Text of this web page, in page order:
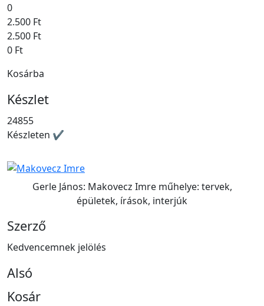
0
2.500 Ft
2.500 Ft
0 Ft
Kosárba
Készlet
24855
Készleten ✔
Gerle János: Makovecz Imre műhelye: tervek,
épületek, írások, interjúk
Szerző
Kedvencemnek jelölés
Alsó
Kosár